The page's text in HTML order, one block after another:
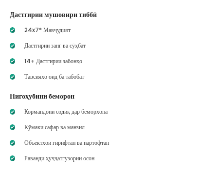
Дастгирии мушовири тиббӣ
24x7* Мавҷудият
Дастгирии занг ва сӯҳбат
14+ Дастгирии забонҳо
Тавсияҳо оид ба табобат
Нигоҳубини беморон
Кормандони содиқ дар беморхона
Кӯмаки сафар ва манзил
Объектҳои гирифтан ва партофтан
Раванди ҳуҷҷатгузории осон